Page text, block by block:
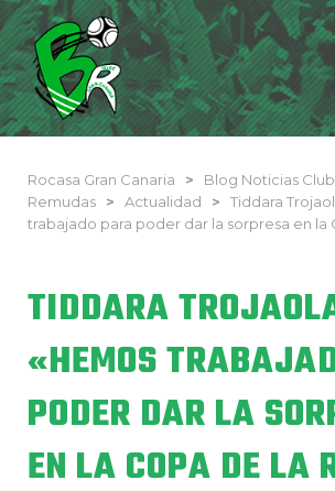
Rocasa Gran Canaria >
Blog Noticias
Remudas
> Actualidad >
Tiddara
trabajado para poder dar la sorpresa en la
TIDDARA
«HEMOS
PODER DAR LA
EN LA COPA DE LA